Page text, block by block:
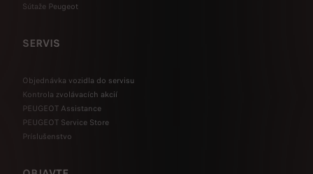
Sútaže Peugeot
SERVIS
Objednávka vozidla do servisu
Kontrola zvolávacích akcií
PEUGEOT Assistance
PEUGEOT Service Store
Príslušenstvo